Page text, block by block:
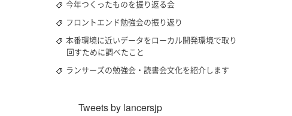
今年つくったものを振り返る会
フロントエンド勉強会の振り返り
本番環境に近いデータをローカル開発環境で取り
回すために調べたこと
ランサーズの勉強会・読書会文化を紹介します
Tweets by lancersjp